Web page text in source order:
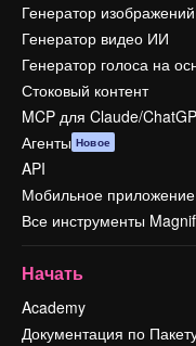
Генератор
Генератор видео ИИ
Генератор голоса на
Стоковый контент
MCP для Claude/
Агенты Новое
API
Мобильное приложение
Все инструменты
Начать
Academy
Документация по